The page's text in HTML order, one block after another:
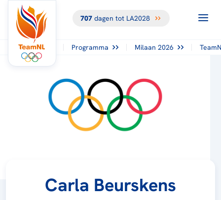
707dagen tot LA2028
Programma Milaan 2026
Carla Beurskens